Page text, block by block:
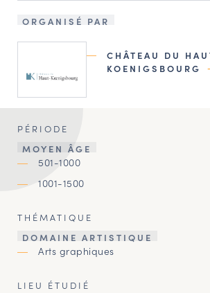
ORGANISÉ PAR
CHÂTEAU DU
KOENIGSBOURG
PÉRIODE
MOYEN ÂGE
501-1000
1001-1500
THÉMATIQUE
DOMAINE ARTISTIQUE
Arts graphiques
LIEU ÉTUDIÉ